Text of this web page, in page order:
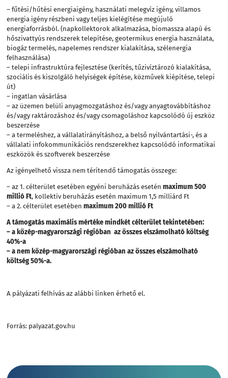
– fűtési/hűtési energiaigény, használati melegvíz igény, villamos
energia igény részbeni vagy teljes kielégítése megújuló
energiaforrásból. (napkollektorok alkalmazása, biomassza alapú és
hőszivattyús rendszerek telepítése, geotermikus energia használata,
biogáz termelés, napelemes rendszer kialakítása, szélenergia
felhasználása)
– telepi infrastruktúra fejlesztése (kerítés, tűzivíztározó kialakítása,
szociális és kiszolgáló helyiségek építése, közművek kiépítése, telepi
út)
– ingatlan vásárlása
– az üzemen belüli anyagmozgatáshoz és/vagy anyagtovábbításhoz
és/vagy raktározáshoz és/vagy csomagoláshoz kapcsolódó új eszköz
beszerzése
– a termeléshez, a vállalatirányításhoz, a belső nyilvántartási-, és a
vállalati infokommunikációs rendszerekhez kapcsolódó informatikai
eszközök és szoftverek beszerzése
Az igényelhető vissza nem térítendő támogatás összege:
– az 1. célterület esetében egyéni beruházás eseténmaximum 500
millió Ft, kollektív beruházás esetén maximum 1,5 milliárd Ft
– a 2. célterület esetébenmaximum 200 millió Ft
A támogatás maximális mértéke mindkét célterület tekintetében:
– a közép-magyarországi régióban az összes elszámolható költség
40%-a
– a nem közép-magyarországi régióban az összes elszámolható
költség 50%-a.
A pályázati felhívásaz alábbi linken érhető el.
Forrás: palyazat.gov.hu